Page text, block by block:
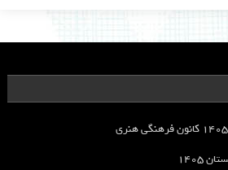
۱۴۰۵